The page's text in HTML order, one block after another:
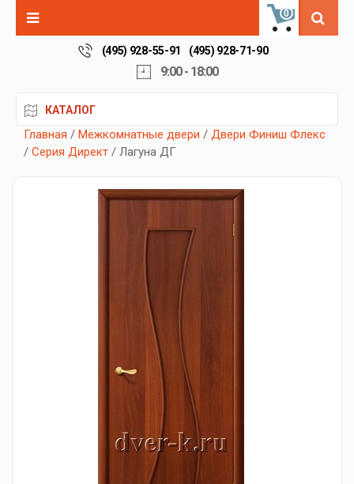
0
(495) 928-55-91 (495) 928-71-90
9:00 - 18:00
КАТАЛОГ
Главная / Межкомнатные двери / Двери Финиш Флекс
/ Серия Директ / Лагуна ДГ